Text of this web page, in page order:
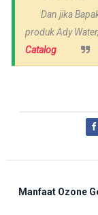
Dan jika
produk Ady
Catalog
Manfaat Ozone